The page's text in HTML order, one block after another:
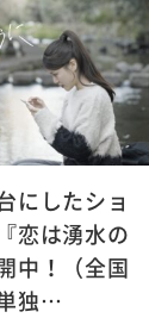
にしたショ
恋は湧水の
中！（全国
独…